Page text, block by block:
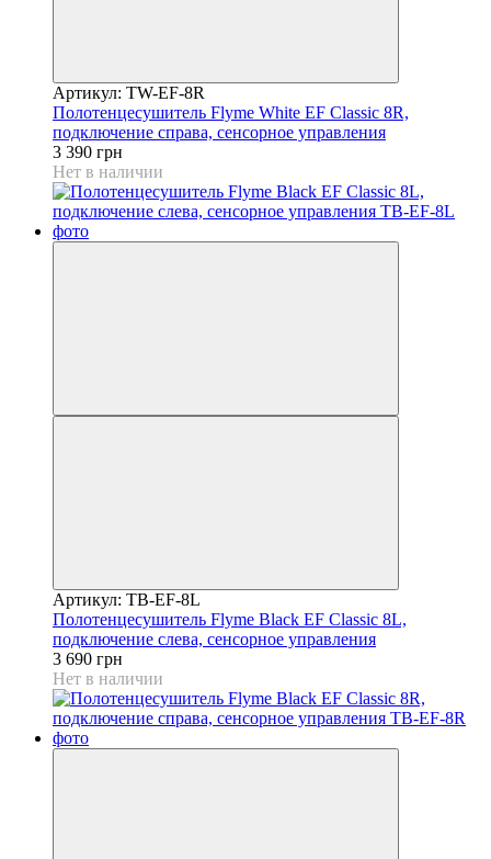
Артикул: TW-EF-8R
Полотенцесушитель Flyme White EF Classic 8R,
подключение справа, сенсорное управления
3 390 грн
Нет в наличии
Артикул: TB-EF-8L
Полотенцесушитель Flyme Black EF Classic 8L,
подключение слева, сенсорное управления
3 690 грн
Нет в наличии